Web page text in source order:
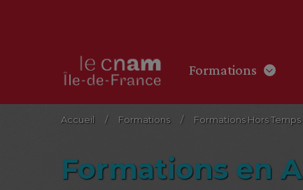
Formations
Accueil Formations Formations Hors Temps
Formations en